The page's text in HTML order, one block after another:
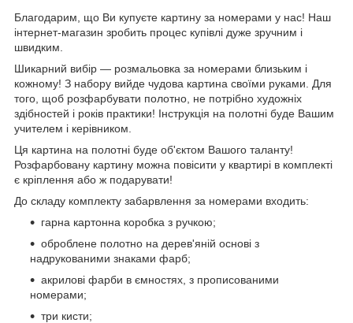
Благодарим, що Ви купуєте картину за номерами у нас! Наш
інтернет-магазин зробить процес купівлі дуже зручним і
швидким.
Шикарний вибір — розмальовка за номерами близьким і
кожному! З набору вийде чудова картина своїми руками. Для
того, щоб розфарбувати полотно, не потрібно художніх
здібностей і років практики! Інструкція на полотні буде Вашим
учителем і керівником.
Ця картина на полотні буде об'єктом Вашого таланту!
Розфарбовану картину можна повісити у квартирі в комплекті
є кріплення або ж подарувати!
До складу комплекту забарвлення за номерами входить:
гарна картонна коробка з ручкою;
оброблене полотно на дерев'яній основі з
надрукованими знаками фарб;
акрилові фарби в ємностях, з прописованими
номерами;
три кисти;